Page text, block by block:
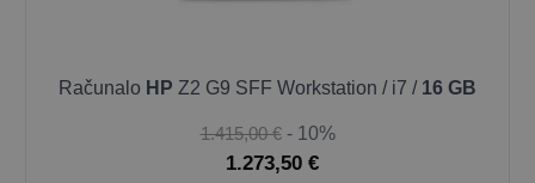
Računalo HP Z2 G9 SFF Workstation / i7 / 16 GB
1.415,00 € - 10%
1.273,50 €